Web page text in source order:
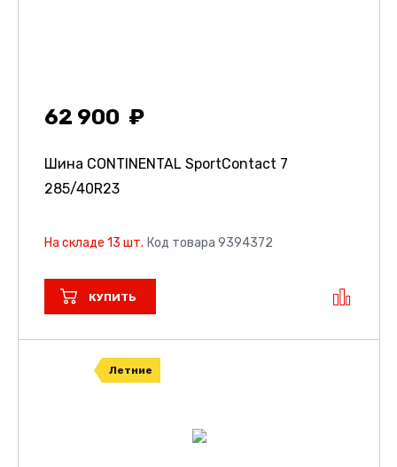
62 900
Шина CONTINENTAL SportContact 7
285/40R23
На складе 13 шт. Код товара 9394372
КУПИТЬ
Летние